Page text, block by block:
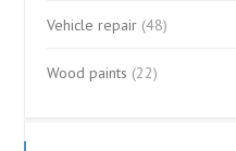
Vehicle repair (48)
Wood paints (22)